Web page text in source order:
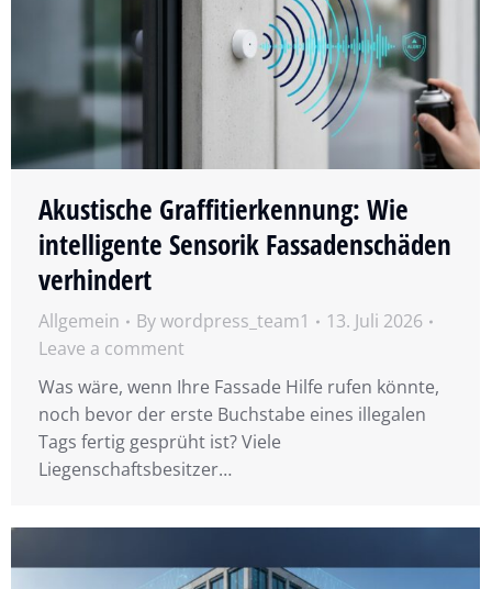
Akustische Graffitierkennung: Wie
intelligente Sensorik Fassadenschäden
verhindert
Allgemein Bywordpress_team1
13. Juli 2026
Leave a comment
Was wäre, wenn Ihre Fassade Hilfe rufen könnte,
noch bevor der erste Buchstabe eines illegalen
Tags fertig gesprüht ist? Viele
Liegenschaftsbesitzer…